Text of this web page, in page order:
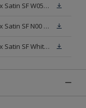
Veiligheidsinformatieblad Alphatex Satin SF W05 (MSDS)
Veiligheidsinformatieblad Alphatex Satin SF N00 (MSDS)
Veiligheidsinformatieblad Alphatex Satin SF White (MSDS)